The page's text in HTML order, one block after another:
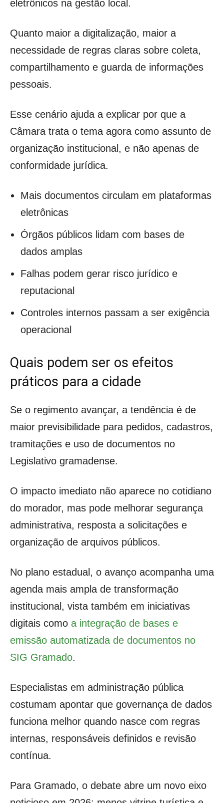
eletrônicos na gestão local.
Quanto maior a digitalização, maior a
necessidade de regras claras sobre coleta,
compartilhamento e guarda de informações
pessoais.
Esse cenário ajuda a explicar por que a
Câmara trata o tema agora como assunto de
organização institucional, e não apenas de
conformidade jurídica.
Mais documentos circulam em plataformas
eletrônicas
Órgãos públicos lidam com bases de
dados amplas
Falhas podem gerar risco jurídico e
reputacional
Controles internos passam a ser exigência
operacional
Quais podem ser os efeitos
práticos para a cidade
Se o regimento avançar, a tendência é de
maior previsibilidade para pedidos, cadastros,
tramitações e uso de documentos no
Legislativo gramadense.
O impacto imediato não aparece no cotidiano
do morador, mas pode melhorar segurança
administrativa, resposta a solicitações e
organização de arquivos públicos.
No plano estadual, o avanço acompanha uma
agenda mais ampla de transformação
institucional, vista também em iniciativas
digitais como a integração de bases e
emissão automatizada de documentos no
SIG Gramado.
Especialistas em administração pública
costumam apontar que governança de dados
funciona melhor quando nasce com regras
internas, responsáveis definidos e revisão
contínua.
Para Gramado, o debate abre um novo eixo